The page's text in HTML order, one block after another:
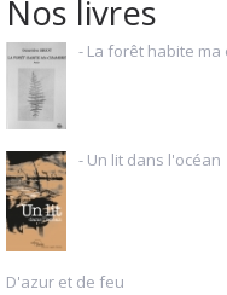
Nos livres
- La forêt habite ma
- Un lit dans l'océan
D'azur et de feu